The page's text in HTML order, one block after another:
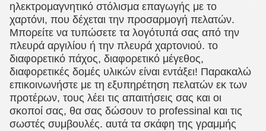
ηλεκτρομαγνητικό στόλισμα επαγωγής με το
χαρτόνι, που δέχεται την προσαρμογή πελατών.
Μπορείτε να τυπώσετε τα λογότυπά σας από την
πλευρά αργιλίου ή την πλευρά χαρτονιού. το
διαφορετικό πάχος, διαφορετικό μέγεθος,
διαφορετικές δομές υλικών είναι εντάξει! Παρακαλώ
επικοινωνήστε με τη εξυπηρέτηση πελατών εκ των
προτέρων, τους λέει τις απαιτήσεις σας και οι
σκοποί σας, θα σας δώσουν το professinal και τις
σωστές συμβουλές. αυτά τα σκάφη της γραμμής